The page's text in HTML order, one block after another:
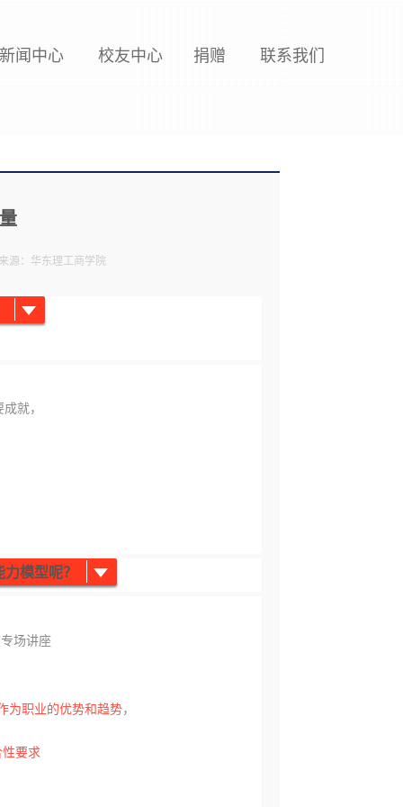
新闻中心 校友中心 捐赠 联系我们
来源：华东理工商学院
就，
模型呢？
场讲座
为职业的优势和趋势，
要求